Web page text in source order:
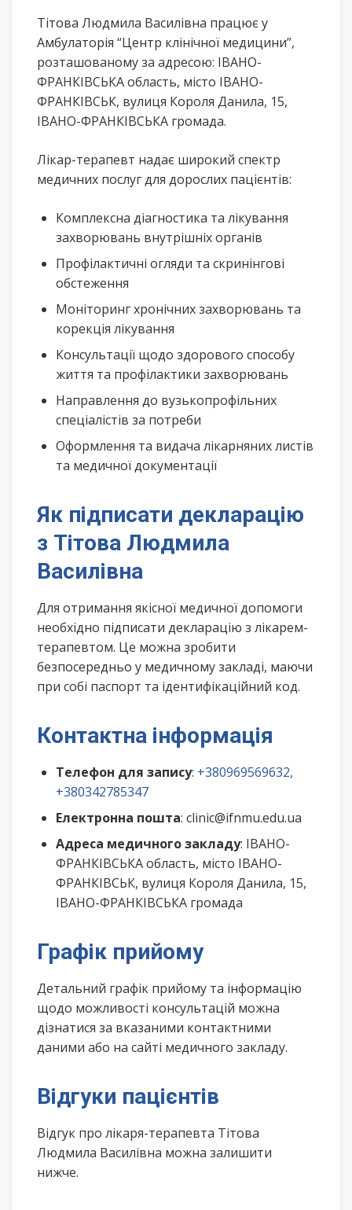
Тітова Людмила Василівна працює у
Амбулаторія “Центр клінічної медицини”,
розташованому за адресою: ІВАНО-
ФРАНКІВСЬКА область, місто ІВАНО-
ФРАНКІВСЬК, вулиця Короля Данила, 15,
ІВАНО-ФРАНКІВСЬКА громада.
Лікар-терапевт надає широкий спектр
медичних послуг для дорослих пацієнтів:
Комплексна діагностика та лікування
захворювань внутрішніх органів
Профілактичні огляди та скринінгові
обстеження
Моніторинг хронічних захворювань та
корекція лікування
Консультації щодо здорового способу
життя та профілактики захворювань
Направлення до вузькопрофільних
спеціалістів за потреби
Оформлення та видача лікарняних листів
та медичної документації
Як підписати декларацію
з Тітова Людмила
Василівна
Для отримання якісної медичної допомоги
необхідно підписати декларацію з лікарем-
терапевтом. Це можна зробити
безпосередньо у медичному закладі, маючи
при собі паспорт та ідентифікаційний код.
Контактна інформація
Телефон для запису: +380969569632,
+380342785347
Електронна пошта: clinic@ifnmu.edu.ua
Адреса медичного закладу: ІВАНО-
ФРАНКІВСЬКА область, місто ІВАНО-
ФРАНКІВСЬК, вулиця Короля Данила, 15,
ІВАНО-ФРАНКІВСЬКА громада
Графік прийому
Детальний графік прийому та інформацію
щодо можливості консультацій можна
дізнатися за вказаними контактними
даними або на сайті медичного закладу.
Відгуки пацієнтів
Відгук про лікаря-терапевта Тітова
Людмила Василівна можна залишити
нижче.